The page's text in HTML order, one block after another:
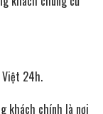
24h.
khách chính là nơi